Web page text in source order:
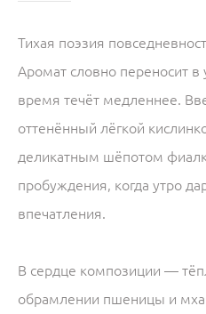
Тихая поэзия
Аромат словно переносит
время течёт медленнее.
оттенённый лёгкой
деликатным шёпотом
пробуждения, когда утро
впечатления.
В сердце композиции —
обрамлении пшеницы и